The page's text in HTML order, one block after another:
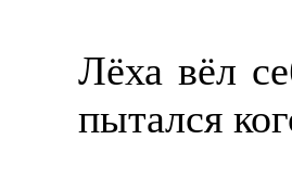
Лёха вёл
пытался